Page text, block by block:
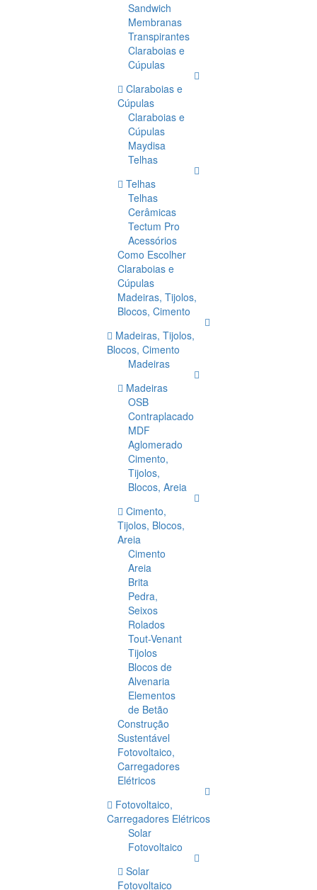
Sandwich
Membranas
Transpirantes
Claraboias e
Cúpulas
Claraboias e
Cúpulas
Claraboias e
Cúpulas
Maydisa
Telhas
Telhas
Telhas
Cerâmicas
Tectum Pro
Acessórios
Como Escolher
Claraboias e
Cúpulas
Madeiras, Tijolos,
Blocos, Cimento
Madeiras, Tijolos,
Blocos, Cimento
Madeiras
Madeiras
OSB
Contraplacado
MDF
Aglomerado
Cimento,
Tijolos,
Blocos, Areia
Cimento,
Tijolos, Blocos,
Areia
Cimento
Areia
Brita
Pedra,
Seixos
Rolados
Tout-Venant
Tijolos
Blocos de
Alvenaria
Elementos
de Betão
Construção
Sustentável
Fotovoltaico,
Carregadores
Elétricos
Fotovoltaico,
Carregadores Elétricos
Solar
Fotovoltaico
Solar
Fotovoltaico